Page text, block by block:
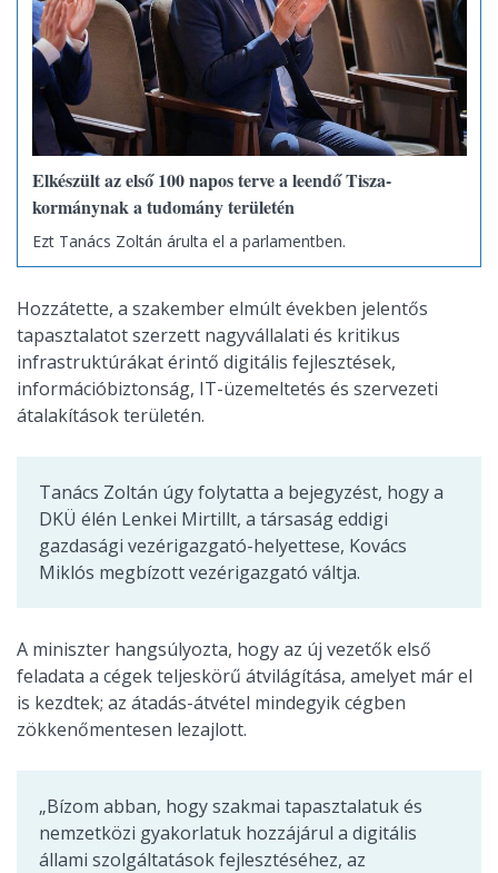
Elkészült az első 100 napos terve a leendő Tisza-
kormánynak a tudomány területén
Ezt Tanács Zoltán árulta el a parlamentben.
Hozzátette, a szakember elmúlt években jelentős
tapasztalatot szerzett nagyvállalati és kritikus
infrastruktúrákat érintő digitális fejlesztések,
információbiztonság, IT-üzemeltetés és szervezeti
átalakítások területén.
Tanács Zoltán úgy folytatta a bejegyzést, hogy a
DKÜ élén Lenkei Mirtillt, a társaság eddigi
gazdasági vezérigazgató-helyettese, Kovács
Miklós megbízott vezérigazgató váltja.
A miniszter hangsúlyozta, hogy az új vezetők első
feladata a cégek teljeskörű átvilágítása, amelyet már el
is kezdtek; az átadás-átvétel mindegyik cégben
zökkenőmentesen lezajlott.
„Bízom abban, hogy szakmai tapasztalatuk és
nemzetközi gyakorlatuk hozzájárul a digitális
állami szolgáltatások fejlesztéséhez, az